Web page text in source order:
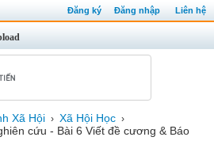
Đăng ký Đăng nhập Liên hệ
Xã Hội › Xã Hội Học ›
cứu - Bài 6 Viết đề cương & Báo